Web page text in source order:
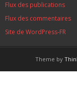
Flux des publications
Flux des commentaires
Site de WordPress-FR
Theme by